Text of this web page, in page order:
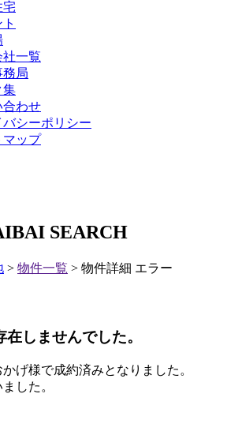
宅
一覧
務局
集
合わせ
バシーポリシー
マップ
SEARCH
> 物件一覧 > 物件詳細 エラー
しませんでした。
げ様で成約済みとなりました。
した。